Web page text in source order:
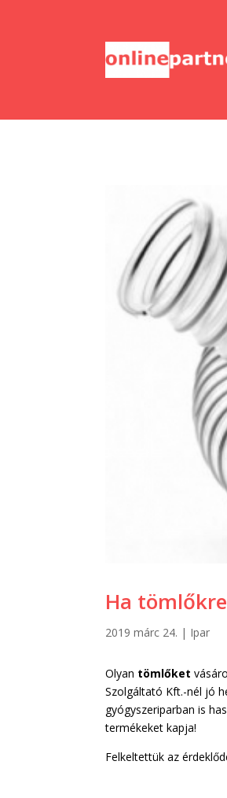
Ha
2019 márc 24. | Ipar
Olyan tömlőket
Szolgáltató Kft.-nél jó
gyógyszeriparban is
termékeket kapja!
Felkeltettük az